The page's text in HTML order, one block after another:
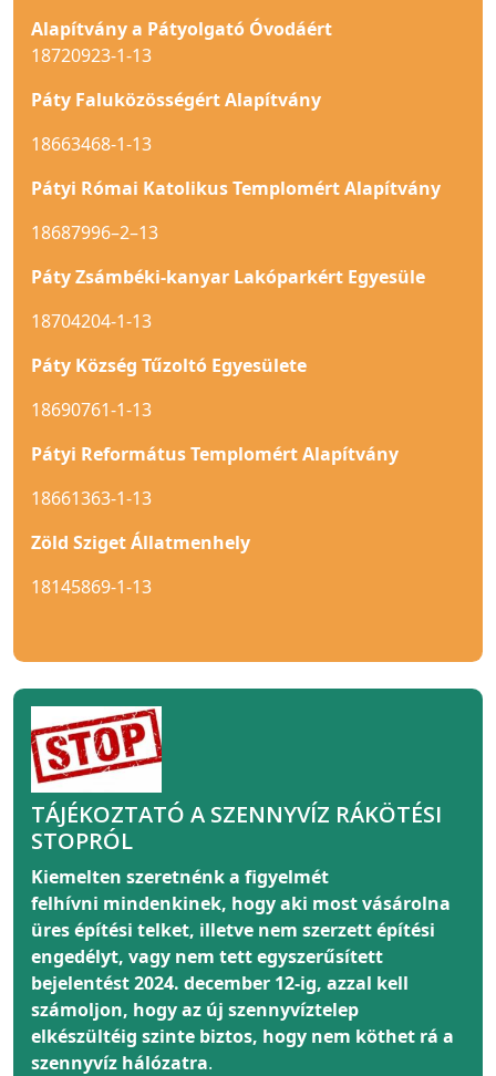
Alapítvány a Pátyolgató Óvodáért
18720923-1-13
Páty Faluközösségért Alapítvány
18663468-1-13
Pátyi Római Katolikus Templomért Alapítvány
18687996–2–13
Páty Zsámbéki-kanyar Lakóparkért Egyesüle
18704204-1-13
Páty Község Tűzoltó Egyesülete
18690761-1-13
Pátyi Református Templomért Alapítvány
18661363-1-13
Zöld Sziget Állatmenhely
18145869-1-13
TÁJÉKOZTATÓ A SZENNYVÍZ RÁKÖTÉSI
STOPRÓL
Kiemelten szeretnénk a figyelmét
felhívni mindenkinek, hogy aki most vásárolna
üres építési telket, illetve nem szerzett építési
engedélyt, vagy nem tett egyszerűsített
bejelentést 2024. december 12-ig, azzal kell
számoljon, hogy az új szennyvíztelep
elkészültéig szinte biztos, hogy nem köthet rá a
szennyvíz hálózatra.